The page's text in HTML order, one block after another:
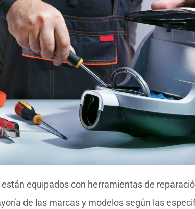
equipados con herramientas de
de las marcas y modelos según las